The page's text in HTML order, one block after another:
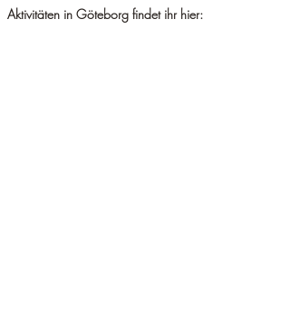
Aktivitäten in Göteborg findet ihr hier: